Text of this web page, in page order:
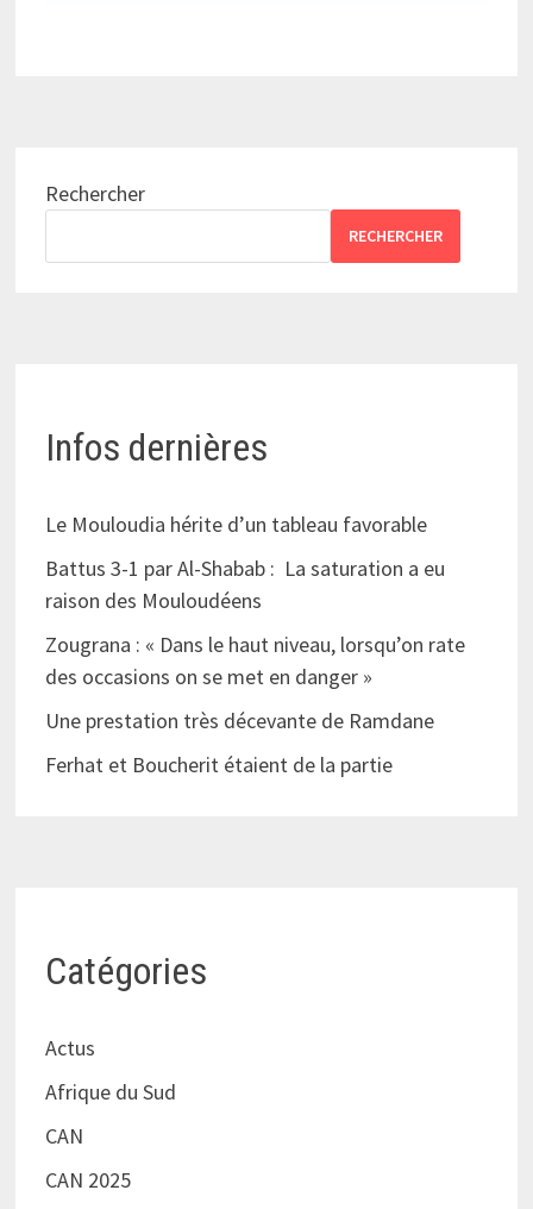
Rechercher
RECHERCHER
Infos dernières
Le Mouloudia hérite d’un tableau favorable
Battus 3-1 par Al-Shabab : La saturation a eu
raison des Mouloudéens
Zougrana : « Dans le haut niveau, lorsqu’on rate
des occasions on se met en danger »
Une prestation très décevante de Ramdane
Ferhat et Boucherit étaient de la partie
Catégories
Actus
Afrique du Sud
CAN
CAN 2025